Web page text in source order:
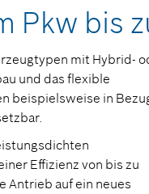
Pkw bis
mit Hybrid-
und das flexible
beispielsweise in
Effizienz von bis zu
Antrieb auf ein neues